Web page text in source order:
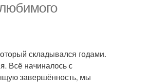
складывался годами.
Всё начиналось с
завершённость, мы